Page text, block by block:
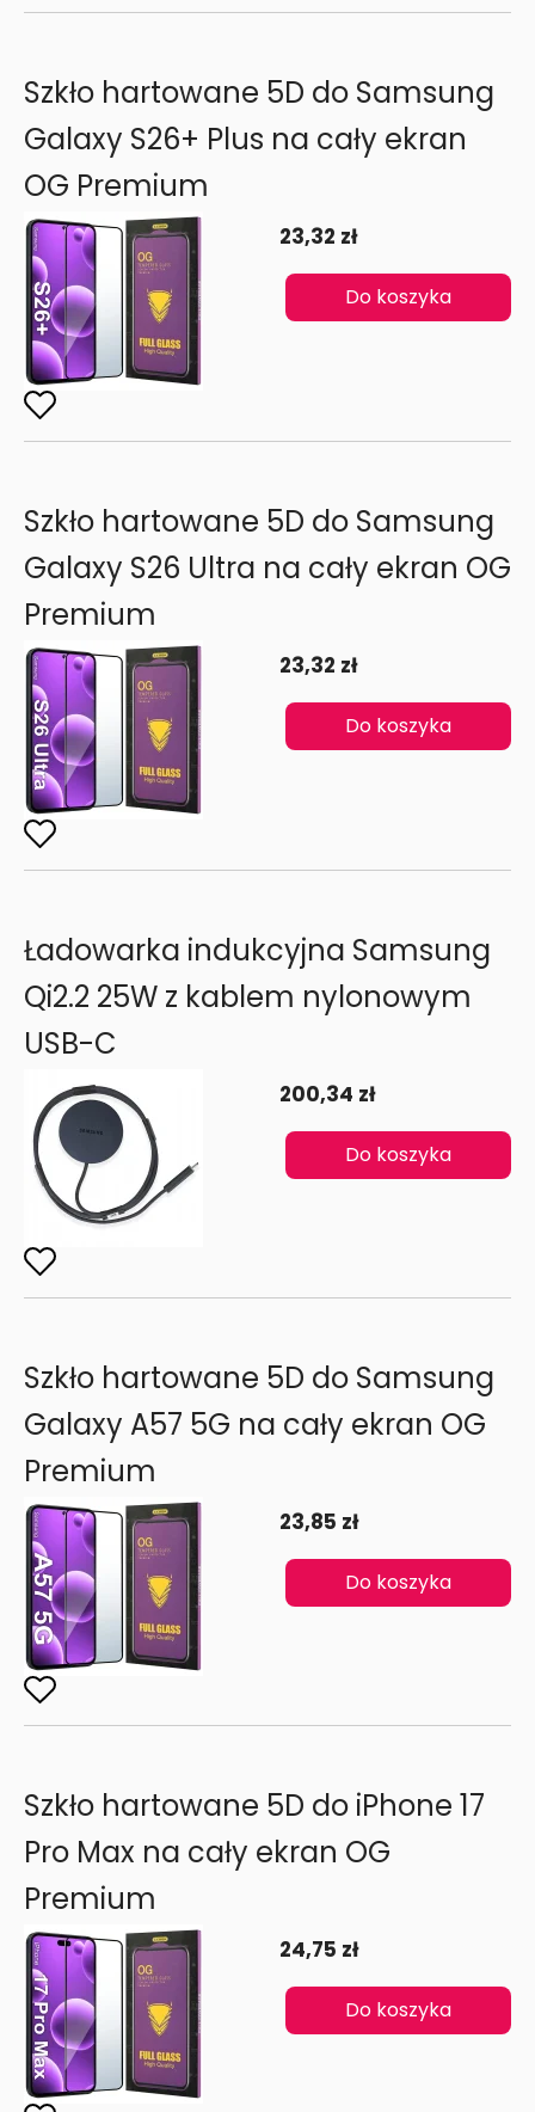
Szkło hartowane 5D do Samsung
Galaxy S26+ Plus na cały ekran
OG Premium
23,32 zł
Do koszyka
Szkło hartowane 5D do Samsung
Galaxy S26 Ultra na cały ekran OG
Premium
23,32 zł
Do koszyka
Ładowarka indukcyjna Samsung
Qi2.2 25W z kablem nylonowym
USB-C
200,34 zł
Do koszyka
Szkło hartowane 5D do Samsung
Galaxy A57 5G na cały ekran OG
Premium
23,85 zł
Do koszyka
Szkło hartowane 5D do iPhone 17
Pro Max na cały ekran OG
Premium
24,75 zł
Do koszyka